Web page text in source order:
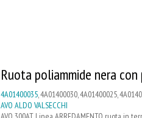
Ruota poliammide nera con
4A01400035, 4A01400030, 4A01400025,
AVO ALDO VALSECCHI